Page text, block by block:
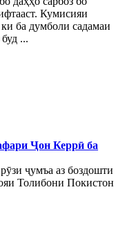
Кумисияи
ба думболи садамаи
...
Ҷон Керрӣ ба
ҷумъа аз боздошти
Толибони Покистон